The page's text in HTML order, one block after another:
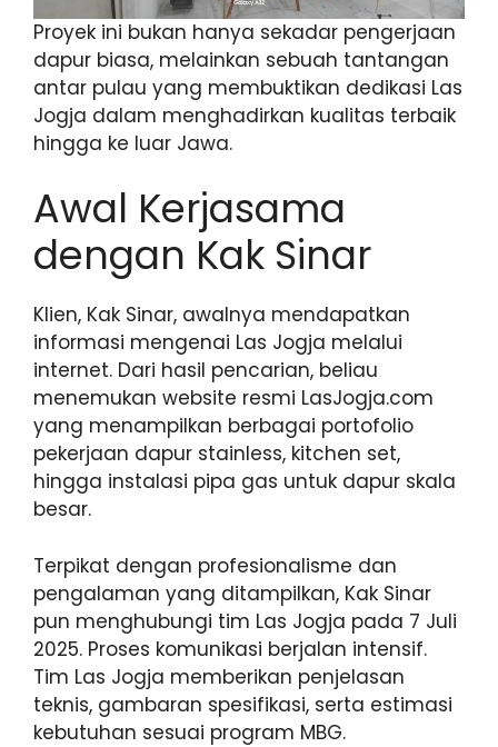
Proyek ini bukan hanya sekadar pengerjaan
dapur biasa, melainkan sebuah tantangan
antar pulau yang membuktikan dedikasi Las
Jogja dalam menghadirkan kualitas terbaik
hingga ke luar Jawa.
Awal Kerjasama
dengan Kak Sinar
Klien, Kak Sinar, awalnya mendapatkan
informasi mengenai Las Jogja melalui
internet. Dari hasil pencarian, beliau
menemukan website resmi LasJogja.com
yang menampilkan berbagai portofolio
pekerjaan dapur stainless, kitchen set,
hingga instalasi pipa gas untuk dapur skala
besar.
Terpikat dengan profesionalisme dan
pengalaman yang ditampilkan, Kak Sinar
pun menghubungi tim Las Jogja pada 7 Juli
2025. Proses komunikasi berjalan intensif.
Tim Las Jogja memberikan penjelasan
teknis, gambaran spesifikasi, serta estimasi
kebutuhan sesuai program MBG.